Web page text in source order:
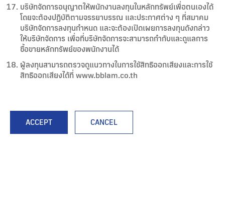
บริษัทจัดการอนุญาตให้พนักงานลงทุนในหลักทรัพย์เพื่อตนเองได้
โดยจะต้องปฏิบัติตามจรรยาบรรณ และประกาศต่าง ๆ ที่สมาคม
บริษัทจัดการลงทุนกำหนด และจะต้องเปิดเผยการลงทุนดังกล่าว
ให้บริษัทจัดการ เพื่อที่บริษัทจัดการจะสามารถกำกับและดูแลการ
ซื้อขายหลักทรัพย์ของพนักงานได้
ผู้ลงทุนสามารถตรวจดูแนวทางในการใช้สิทธิออกเสียงและการใช้
สิทธิออกเสียงได้ที่ www.bblam.co.th
ACCEPT CANCEL